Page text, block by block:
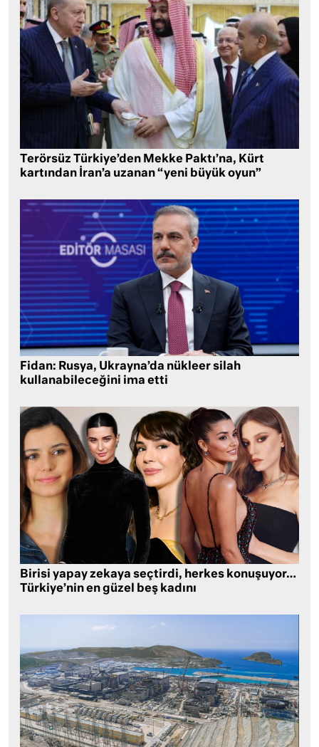
Terörsüz Türkiye’den Mekke Paktı’na, Kürt
kartından İran’a uzanan “yeni büyük oyun”
Fidan: Rusya, Ukrayna’da nükleer silah
kullanabileceğini ima etti
Birisi yapay zekaya seçtirdi, herkes konuşuyor…
Türkiye’nin en güzel beş kadını